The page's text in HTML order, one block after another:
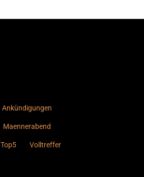
Ankündigungen
Maennerabend
Top5 Volltreffer